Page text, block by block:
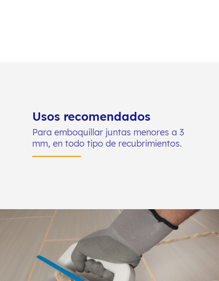
Usos recomendados
Para emboquillar juntas menores a 3
mm, en todo tipo de recubrimientos.